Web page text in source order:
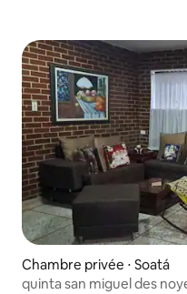
Chambre privée ⋅ Soatá
quinta san miguel des